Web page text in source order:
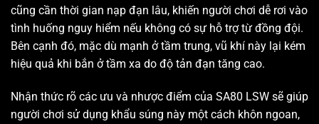
cũng cần thời gian nạp đạn lâu, khiến người chơi dễ rơi vào
tình huống nguy hiểm nếu không có sự hỗ trợ từ đồng đội.
Bên cạnh đó, mặc dù mạnh ở tầm trung, vũ khí này lại kém
hiệu quả khi bắn ở tầm xa do độ tản đạn tăng cao.
Nhận thức rõ các ưu và nhược điểm của SA80 LSW sẽ giúp
người chơi sử dụng khẩu súng này một cách khôn ngoan,